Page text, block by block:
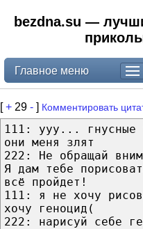
bezdna.su —
Главное меню
[+ 29 - ] Комментировать
111: ууу... гнусные
они меня злят
222: Не обращай
Я дам тебе
всё пройдет!
111: я не хочу
хочу геноцид(
222: нарисуй себе